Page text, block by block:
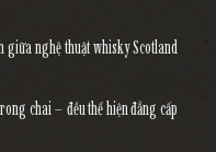
giữanghệ thuật whisky Scotland
chai – đều thể hiệnđẳng cấp